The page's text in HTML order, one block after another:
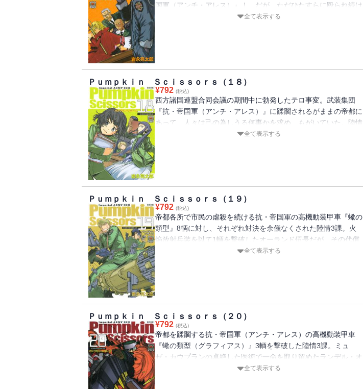
国軍（アンチ・アレス）』！ だが、ただひたすらに殴られ続け
ながらも、帝国の全てが打ちひしがれたわけではなかった。吹き
全て表示する
Ｐｕｍｐｋｉｎ Ｓｃｉｓｓｏｒｓ（１８）
¥792 (税込)
西方諸国連盟合同会議の期間中に勃発したテロ事変。武装集団
『抗・帝国軍（アンチ・アレス）』に蹂躙されるがままの帝都に
あって、人々は己の為しうる何事かを求め、もがいていた。陸情
3課は、焼け出された避難民の救出・移送に奔走。一定の成果を
全て表示する
Ｐｕｍｐｋｉｎ Ｓｃｉｓｓｏｒｓ（１９）
¥792 (税込)
帝都各所で市民の虐殺を続ける抗・帝国軍の高機動装甲車『蠍の
類型』8輌に対し、それぞれ対決を余儀なくされた陸情3課。火
焔放射兵装を以て1輌を撃破したオーランド伍長だが、その代償
に彼の肉体と精神は軋みゆく。同じ頃、アリス少尉は目立つ馬上
全て表示する
Ｐｕｍｐｋｉｎ Ｓｃｉｓｓｏｒｓ（２０）
¥792 (税込)
帝都を蹂躙する抗・帝国軍（アンチ・アレス）の高機動装甲車
『蠍の類型（グラフィアス）』3輌を撃破した陸情3課。ミュ
ゼ・カウプランの卓絶した医術で一命を取り留めたランデル・オ
ーランド伍長は、だが休むこともなく立ち上がり次の敵を求め彷
全て表示する